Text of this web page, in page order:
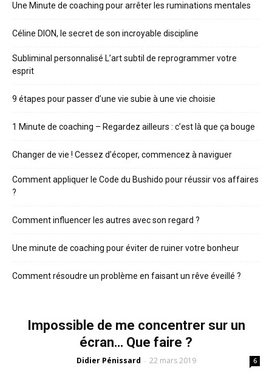
Une Minute de coaching pour arrêter les ruminations mentales
Céline DION, le secret de son incroyable discipline
Subliminal personnalisé L’art subtil de reprogrammer votre
esprit
9 étapes pour passer d’une vie subie à une vie choisie
1 Minute de coaching – Regardez ailleurs : c’est là que ça bouge
Changer de vie ! Cessez d’écoper, commencez à naviguer
Comment appliquer le Code du Bushido pour réussir vos affaires
?
Comment influencer les autres avec son regard ?
Une minute de coaching pour éviter de ruiner votre bonheur
Comment résoudre un problème en faisant un rêve éveillé ?
Impossible de me concentrer sur un
écran… Que faire ?
Didier Pénissard - 22 mars 2019 6